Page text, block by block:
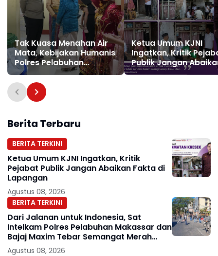
Tak Kuasa Menahan Air
Mata, Kebijakan Humanis
Polres Pelabuhan
Makassar Pertemukan
Tahanan dengan
Keluarga di Hari
Pernikahan
Ketua Umum KJNI
Ingatkan, Kritik
Publik Jangan
Fakta di Lapangan
Berita Terbaru
BERITA TERKINI
Ketua Umum KJNI Ingatkan, Kritik
Pejabat Publik Jangan Abaikan Fakta di
Lapangan
Agustus 08, 2026
BERITA TERKINI
Dari Jalanan untuk Indonesia, Sat
Intelkam Polres Pelabuhan Makassar dan
Bajaj Maxim Tebar Semangat Merah
Putih
Agustus 08, 2026